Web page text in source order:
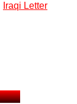
Iraqi Letter